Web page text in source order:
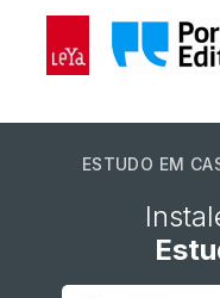
ESTUDO EM